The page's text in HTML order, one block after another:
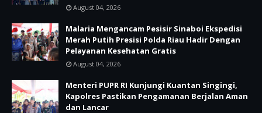
August 04, 2026
Malaria Mengancam Pesisir Sinaboi Ekspedisi
Merah Putih Presisi Polda Riau Hadir Dengan
Pelayanan Kesehatan Gratis
August 04, 2026
Menteri PUPR RI Kunjungi Kuantan Singingi,
Kapolres Pastikan Pengamanan Berjalan Aman
dan Lancar